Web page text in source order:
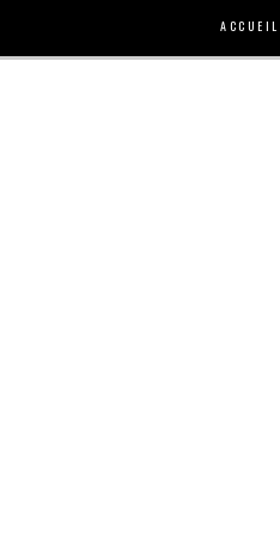
ACCUEIL